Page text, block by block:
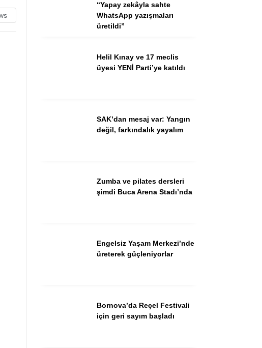
“Yapay zekâyla sahte
WhatsApp yazışmaları
üretildi”
Helil Kınay ve 17 meclis
üyesi YENİ Parti’ye katıldı
SAK’dan mesaj var: Yangın
değil, farkındalık yayalım
Zumba ve pilates dersleri
şimdi Buca Arena Stadı’nda
Engelsiz Yaşam Merkezi’nde
üreterek güçleniyorlar
Bornova’da Reçel Festivali
için geri sayım başladı